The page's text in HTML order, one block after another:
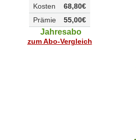
68,80€
Kosten
55,00€
Prämie
Jahresabo
zum Abo-Vergleich